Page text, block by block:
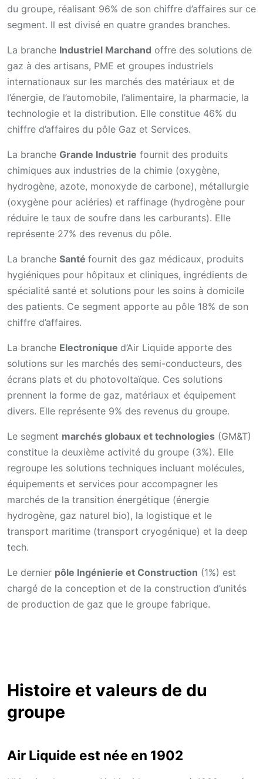
du groupe, réalisant 96% de son chiffre d’affaires sur ce
segment. Il est divisé en quatre grandes branches.
La branche Industriel Marchand offre des solutions de
gaz à des artisans, PME et groupes industriels
internationaux sur les marchés des matériaux et de
l’énergie, de l’automobile, l’alimentaire, la pharmacie, la
technologie et la distribution. Elle constitue 46% du
chiffre d’affaires du pôle Gaz et Services.
La branche Grande Industrie fournit des produits
chimiques aux industries de la chimie (oxygène,
hydrogène, azote, monoxyde de carbone), métallurgie
(oxygène pour aciéries) et raffinage (hydrogène pour
réduire le taux de soufre dans les carburants). Elle
représente 27% des revenus du pôle.
La branche Santé fournit des gaz médicaux, produits
hygiéniques pour hôpitaux et cliniques, ingrédients de
spécialité santé et solutions pour les soins à domicile
des patients. Ce segment apporte au pôle 18% de son
chiffre d’affaires.
La branche Electronique d’Air Liquide apporte des
solutions sur les marchés des semi-conducteurs, des
écrans plats et du photovoltaïque. Ces solutions
prennent la forme de gaz, matériaux et équipement
divers. Elle représente 9% des revenus du groupe.
Le segment marchés globaux et technologies (GM&T)
constitue la deuxième activité du groupe (3%). Elle
regroupe les solutions techniques incluant molécules,
équipements et services pour accompagner les
marchés de la transition énergétique (énergie
hydrogène, gaz naturel bio), la logistique et le
transport maritime (transport cryogénique) et la deep
tech.
Le dernier pôle Ingénierie et Construction (1%) est
chargé de la conception et de la construction d’unités
de production de gaz que le groupe fabrique.
Histoire et valeurs de du
groupe
Air Liquide est née en 1902